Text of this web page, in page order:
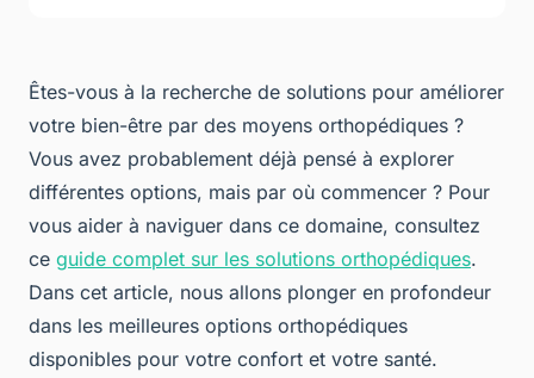
Êtes-vous à la recherche de solutions pour améliorer
votre bien-être par des moyens orthopédiques ?
Vous avez probablement déjà pensé à explorer
différentes options, mais par où commencer ? Pour
vous aider à naviguer dans ce domaine, consultez
ce guide complet sur les solutions orthopédiques.
Dans cet article, nous allons plonger en profondeur
dans les meilleures options orthopédiques
disponibles pour votre confort et votre santé.